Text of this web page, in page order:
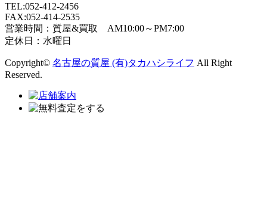
TEL:052-412-2456
FAX:052-414-2535
営業時間：質屋&買取 AM10:00～PM7:00
定休日：水曜日
Copyright© 名古屋の質屋 (有)タカハシライフ All Right
Reserved.